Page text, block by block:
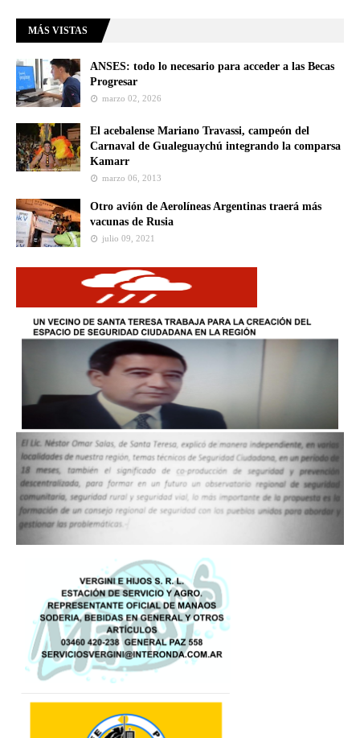
MÁS VISTAS
ANSES: todo lo necesario para acceder a las Becas
Progresar
marzo 02, 2026
El acebalense Mariano Travassi, campeón del
Carnaval de Gualeguaychú integrando la comparsa
Kamarr
marzo 06, 2013
Otro avión de Aerolíneas Argentinas traerá más
vacunas de Rusia
julio 09, 2021